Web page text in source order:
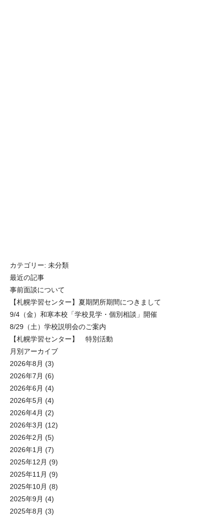
カテゴリー: 未分類
最近の記事
事前面談について
【札幌学習センター】夏期閉所期間につきまして
9/4（金）和寒本校「学校見学・個別相談」開催
8/29（土）学校説明会のご案内
【札幌学習センター】 特別活動
月別アーカイブ
2026年8月 (3)
2026年7月 (6)
2026年6月 (4)
2026年5月 (4)
2026年4月 (2)
2026年3月 (12)
2026年2月 (5)
2026年1月 (7)
2025年12月 (9)
2025年11月 (9)
2025年10月 (8)
2025年9月 (4)
2025年8月 (3)